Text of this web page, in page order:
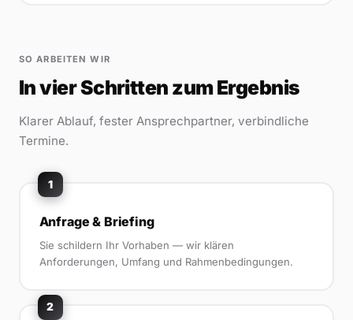
SO ARBEITEN WIR
In vier Schritten zum Ergebnis
Klarer Ablauf, fester Ansprechpartner, verbindliche
Termine.
1
Anfrage & Briefing
Sie schildern Ihr Vorhaben — wir klären
Anforderungen, Umfang und Rahmenbedingungen.
2